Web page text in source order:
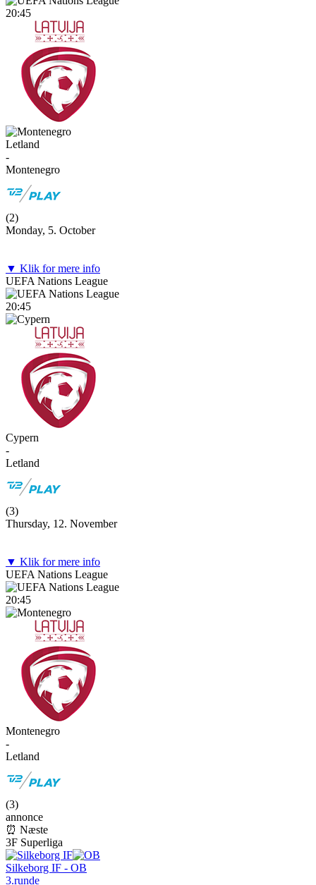
20:45
Letland
-
Montenegro
(2)
Monday, 5. October
▼ Klik for mere info
UEFA Nations League
20:45
Cypern
-
Letland
(3)
Thursday, 12. November
▼ Klik for mere info
UEFA Nations League
20:45
Montenegro
-
Letland
(3)
annonce
⏰ Næste
3F Superliga
Silkeborg IF - OB
3.runde